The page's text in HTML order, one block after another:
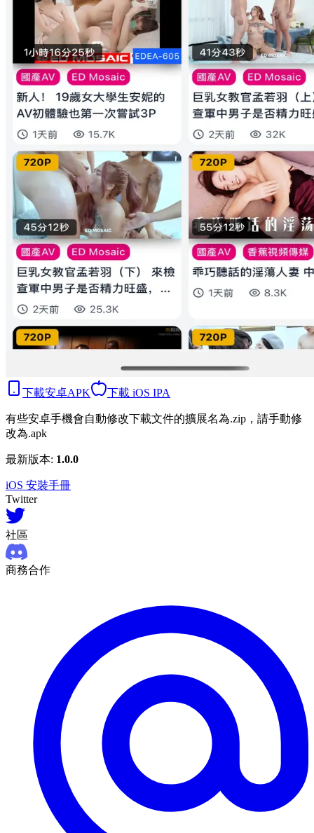
下載安卓APK 下載 iOS IPA
有些安卓手機會自動修改下載文件的擴展名為.zip，請手動修
改為.apk
最新版本: 1.0.0
iOS 安裝手冊
Twitter
社區
商務合作